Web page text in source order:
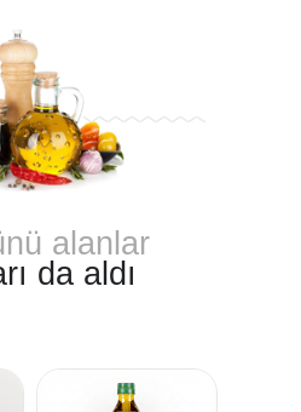
günlerde misafirlerinize ikram
edebilir ya da
molası verebilirsiniz. Eğer
istiyorsanız, güvenilir
temin edebilirsiniz.
alanlar
da aldı